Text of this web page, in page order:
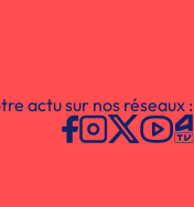
actu sur nos réseaux :